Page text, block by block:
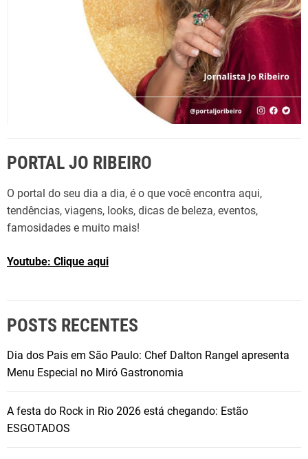
PORTAL JO RIBEIRO
O portal do seu dia a dia, é o que você encontra aqui,
tendências, viagens, looks, dicas de beleza, eventos,
famosidades e muito mais!
Youtube: Clique aqui
POSTS RECENTES
Dia dos Pais em São Paulo: Chef Dalton Rangel apresenta
Menu Especial no Miró Gastronomia
A festa do Rock in Rio 2026 está chegando: Estão
ESGOTADOS